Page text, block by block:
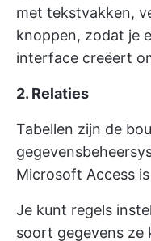
met tekstvakken,
knoppen, zodat je
interface creëert
2. Relaties
Tabellen zijn de
Microsoft Access
Je kunt regels
soort gegevens ze